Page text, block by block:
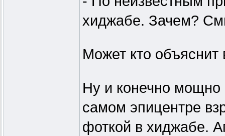
хиджабе. Зачем?
Может кто объяснит
Ну и конечно мощно
самом эпицентре
фоткой в хиджабе.